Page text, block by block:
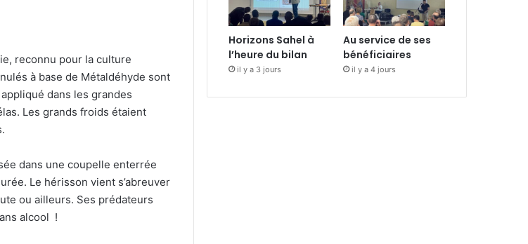
reconnu pour la culture
à base de Métaldéhyde sont
dans les grandes
Les grands froids étaient
dans une coupelle enterrée
Le hérisson vient s’abreuver
ou ailleurs. Ses prédateurs
alcool !
Horizons Sahel à
l’heure du bilan
il y a 3 jours
Au service de ses
bénéficiaires
il y a 4 jours